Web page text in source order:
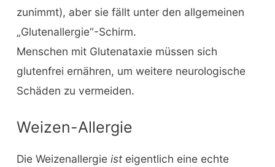
zunimmt), aber sie fällt unter den allgemeinen
„Glutenallergie“-Schirm.
Menschen mit Glutenataxie müssen sich
glutenfrei ernähren, um weitere neurologische
Schäden zu vermeiden.
Weizen-Allergie
Die Weizenallergie isteigentlich eine echte